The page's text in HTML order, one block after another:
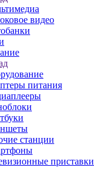
видео
питания
станции
приставки